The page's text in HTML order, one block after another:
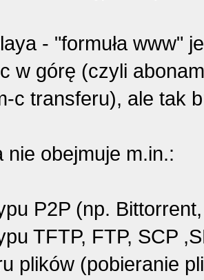
- "formuła www"
c w górę (czyli
c transferu), ale tak
nie obejmuje m.in.:
P2P (np.
TFTP, FTP, SCP
plików (pobieranie